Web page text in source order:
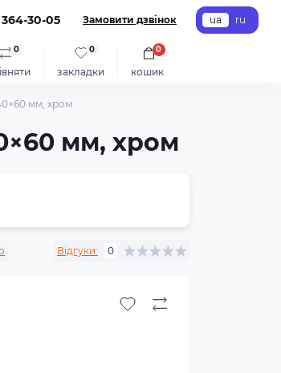
30-05 Замовити дзвінок ua ru
0
закладки
0
кошик
0
мм, хром
мм, хром
Відгуки: 0